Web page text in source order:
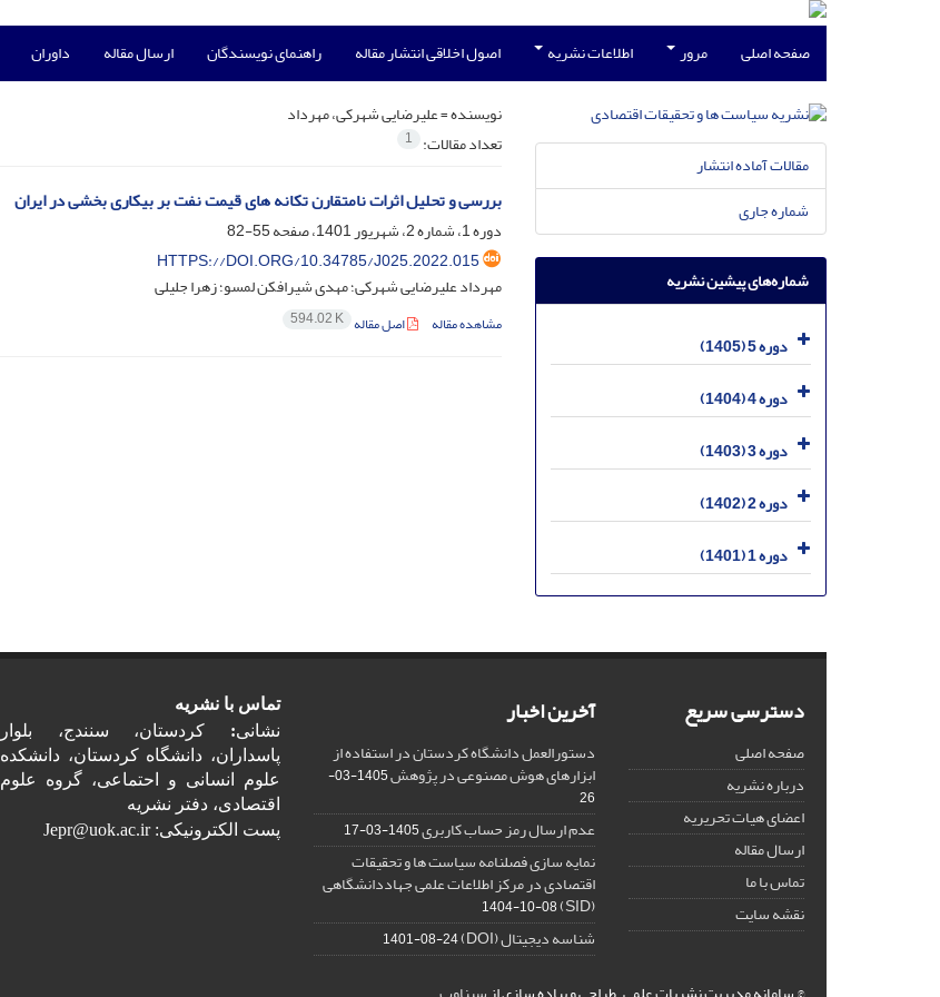
صفحه اصلی مرور اطلاعات نشریه اصول اخلاقی انتشار مقاله راهنمای نویسندگان ارسال مقاله داوران
نویسنده =علیرضایی شهرکی، مهرداد
تعداد مقالات: 1
بررسی و تحلیل اثرات نامتقارن تکانه های قیمت نفت بر بیکاری بخشی در ایران
دوره 1، شماره 2، شهریور 1401، صفحه
55-82
HTTPS://DOI.ORG/10.34785/J025.2022.015
مهرداد علیرضایی شهرکی؛ مهدی شیرافکن لمسو؛ زهرا جلیلی
مشاهده مقاله اصل مقاله 594.02 K
مقالات آماده انتشار
شماره جاری
شماره‌های پیشین نشریه
دوره 5 (1405)
دوره 4 (1404)
دوره 3 (1403)
دوره 2 (1402)
دوره 1 (1401)
دسترسی سریع
صفحه اصلی
درباره نشریه
اعضای هیات تحریریه
ارسال مقاله
تماس با ما
نقشه سایت
آخرین اخبار
دستورالعمل دانشگاه کردستان در استفاده از
ابزارهای هوش مصنوعی در پژوهش
1405-03-
26
عدم ارسال رمز حساب کاربری1405-03-17
نمایه سازی فصلنامه سیاست ها و تحقیقات
اقتصادی در مرکز اطلاعات علمی جهاددانشگاهی
(SID)
1404-10-08
شناسه دیجیتال (DOI) 1401-08-24
تماس با نشریه
نشانی: کردستان، سنندج، بلوار
پاسداران، دانشگاه کردستان، دانشکده
علوم انسانی و احتماعی، گروه علوم
اقتصادی، دفتر نشریه
پست الکترونیکی: Jepr@uok.ac.ir